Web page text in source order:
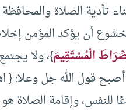
تأدية الصلاة
أن يؤكد المؤمن
الْمُسْتَقِيمَ}، ولا
أصبح قول الله جل وعلا:
للنفس، وإقامة الصلاة